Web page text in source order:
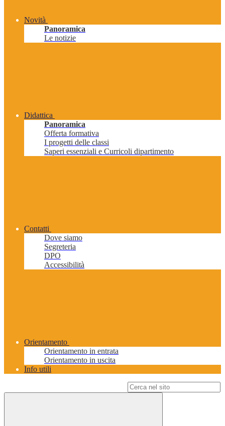
Novità
Panoramica
Le notizie
Didattica
Panoramica
Offerta formativa
I progetti delle classi
Saperi essenziali e Curricoli dipartimento
Contatti
Dove siamo
Segreteria
DPO
Accessibilità
Orientamento
Orientamento in entrata
Orientamento in uscita
Info utili